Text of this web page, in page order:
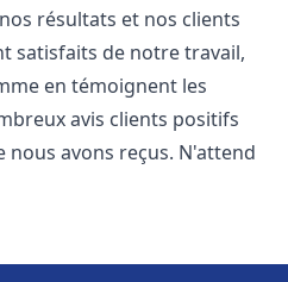
résultats et nos clients
satisfaits de notre travail,
en témoignent les
avis clients positifs
nous avons reçus. N'attend